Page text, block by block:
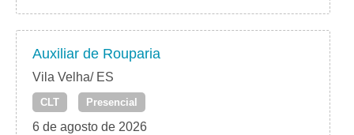
Auxiliar de Rouparia
Vila Velha/ ES
CLT Presencial
6 de agosto de 2026